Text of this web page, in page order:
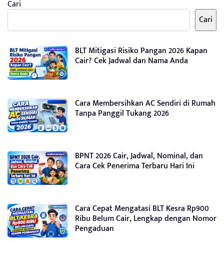
Cari
Cari
BLT Mitigasi Risiko Pangan 2026 Kapan
Cair? Cek Jadwal dan Nama Anda
Cara Membersihkan AC Sendiri di Rumah
Tanpa Panggil Tukang 2026
BPNT 2026 Cair, Jadwal, Nominal, dan
Cara Cek Penerima Terbaru Hari Ini
Cara Cepat Mengatasi BLT Kesra Rp900
Ribu Belum Cair, Lengkap dengan Nomor
Pengaduan